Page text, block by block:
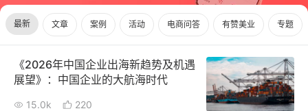
面对面聊增长
新零售大会 新零售茶会
新零售私享会 门店经营增长公开课
最新 文章 案例 活动 电商问答 有赞美业 专题
《2026年中国企业出海新趋势及机遇
展望》：中国企业的大航海时代
15.0k 220